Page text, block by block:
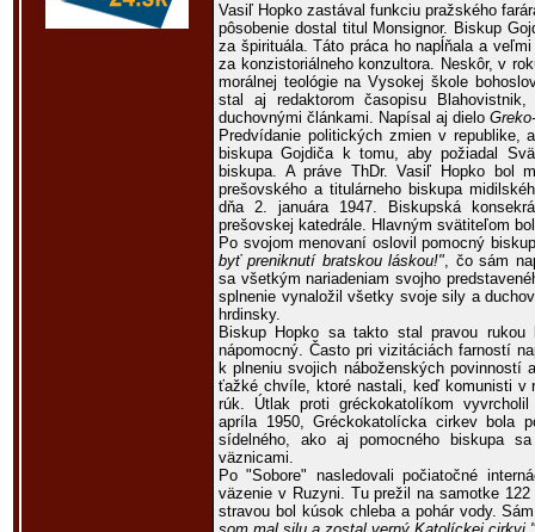
Vasiľ Hopko zastával funkciu pražského
pôsobenie dostal titul Monsignor. Biskup
za špirituála. Táto práca ho napĺňala a
za konzistoriálneho konzultora. Neskôr, v
morálnej teológie na Vysokej škole
stal aj redaktorom časopisu
duchovnými článkami. Napísal aj dielo
Predvídanie politických zmien v republike,
biskupa Gojdiča k tomu, aby požiadal
biskupa. A práve ThDr. Vasiľ Hopko bol
prešovského a titulárneho biskupa
dňa 2. januára 1947. Biskupská
prešovskej katedrále. Hlavným svätiteľom
Po svojom menovaní oslovil pomocný
byť preniknutí bratskou láskou!", čo sám
sa všetkým nariadeniam svojho
splnenie vynaložil všetky svoje sily a
hrdinsky.
Biskup Hopko sa takto stal pravou
nápomocný. Často pri vizitáciách farností
k plneniu svojich náboženských povinností
ťažké chvíle, ktoré nastali, keď komunisti v
rúk. Útlak proti gréckokatolíkom
apríla 1950, Gréckokatolícka cirkev bola
sídelného, ako aj pomocného biskupa
väznicami.
Po "Sobore" nasledovali počiatočné
väzenie v Ruzyni. Tu prežil na samotke
stravou bol kúsok chleba a pohár vody.